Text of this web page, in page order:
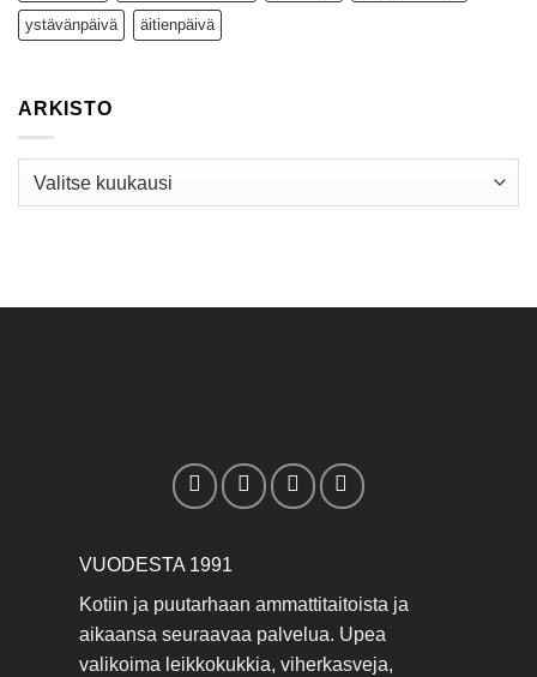
ystävänpäivä äitienpäivä
ARKISTO
Arkisto
VUODESTA 1991
Kotiin ja puutarhaan ammattitaitoista ja
aikaansa seuraavaa palvelua. Upea
valikoima leikkokukkia, viherkasveja,